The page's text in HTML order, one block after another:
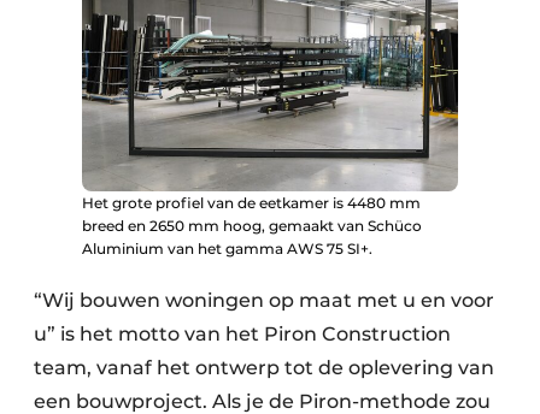
Het grote profiel van de eetkamer is 4480 mm
breed en 2650 mm hoog, gemaakt van Schüco
Aluminium van het gamma AWS 75 SI+.
“Wij bouwen woningen op maat met u en voor
u” is het motto van het Piron Construction
team, vanaf het ontwerp tot de oplevering van
een bouwproject. Als je de Piron-methode zou